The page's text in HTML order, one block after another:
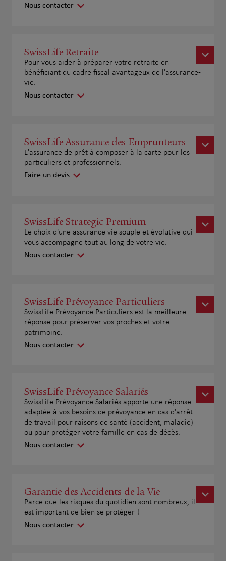
Nous contacter
SwissLife Retraite
Pour vous aider à préparer votre retraite en
bénéficiant du cadre fiscal avantageux de l'assurance-
vie.
Nous contacter
SwissLife Assurance des Emprunteurs
L'assurance de prêt à composer à la carte pour les
particuliers et professionnels.
Faire un devis
SwissLife Strategic Premium
Le choix d'une assurance vie souple et évolutive qui
vous accompagne tout au long de votre vie.
Nous contacter
SwissLife Prévoyance Particuliers
SwissLife Prévoyance Particuliers est la meilleure
réponse pour préserver vos proches et votre
patrimoine.
Nous contacter
SwissLife Prévoyance Salariés
SwissLife Prévoyance Salariés apporte une réponse
adaptée à vos besoins de prévoyance en cas d'arrêt
de travail pour raisons de santé (accident, maladie)
ou pour protéger votre famille en cas de décès.
Nous contacter
Garantie des Accidents de la Vie
Parce que les risques du quotidien sont nombreux, il
est important de bien se protéger !
Nous contacter